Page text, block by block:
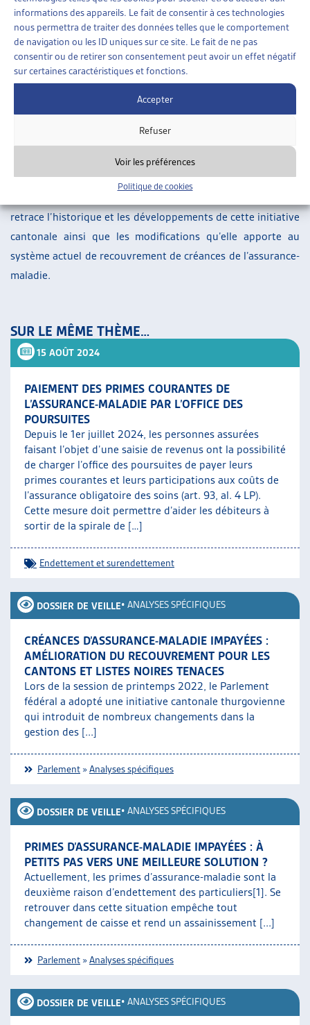
informations des appareils. Le fait de consentir à ces technologies
nous permettra de traiter des données telles que le comportement
de navigation ou les ID uniques sur ce site. Le fait de ne pas
consentir ou de retirer son consentement peut avoir un effet négatif
sur certaines caractéristiques et fonctions.
Accepter
Refuser
Voir les préférences
Politique de cookies
résumé en français
résumé en allemand
adopté l’initiative 16.312 du Canton de Thurgovie, qui
apporte plusieurs modifications dans la gestion des primes
d’assurance-maladie impayées.
retrace l’historique et les développements de cette initiative
cantonale ainsi que les modifications qu’elle apporte au
système actuel de recouvrement de créances de l’assurance-
maladie.
SUR LE MÊME THÈME…
15 AOÛT 2024
PAIEMENT DES PRIMES COURANTES DE
L’ASSURANCE-MALADIE PAR L’OFFICE DES
POURSUITES
Depuis le 1er juillet 2024, les personnes assurées
faisant l’objet d’une saisie de revenus ont la possibilité
de charger l’office des poursuites de payer leurs
primes courantes et leurs participations aux coûts de
l’assurance obligatoire des soins (art. 93, al. 4 LP).
Cette mesure doit permettre d’aider les débiteurs à
sortir de la spirale de […]
Endettement et surendettement
DOSSIER DE VEILLE• ANALYSES SPÉCIFIQUES
CRÉANCES D’ASSURANCE-MALADIE IMPAYÉES :
AMÉLIORATION DU RECOUVREMENT POUR LES
CANTONS ET LISTES NOIRES TENACES
Lors de la session de printemps 2022, le Parlement
fédéral a adopté une initiative cantonale thurgovienne
qui introduit de nombreux changements dans la
gestion des [...]
Parlement »Analyses spécifiques
DOSSIER DE VEILLE• ANALYSES SPÉCIFIQUES
PRIMES D’ASSURANCE-MALADIE IMPAYÉES : À
PETITS PAS VERS UNE MEILLEURE SOLUTION ?
Actuellement, les primes d’assurance-maladie sont la
deuxième raison d’endettement des particuliers[1]. Se
retrouver dans cette situation empêche tout
changement de caisse et rend un assainissement [...]
Parlement »Analyses spécifiques
DOSSIER DE VEILLE• ANALYSES SPÉCIFIQUES